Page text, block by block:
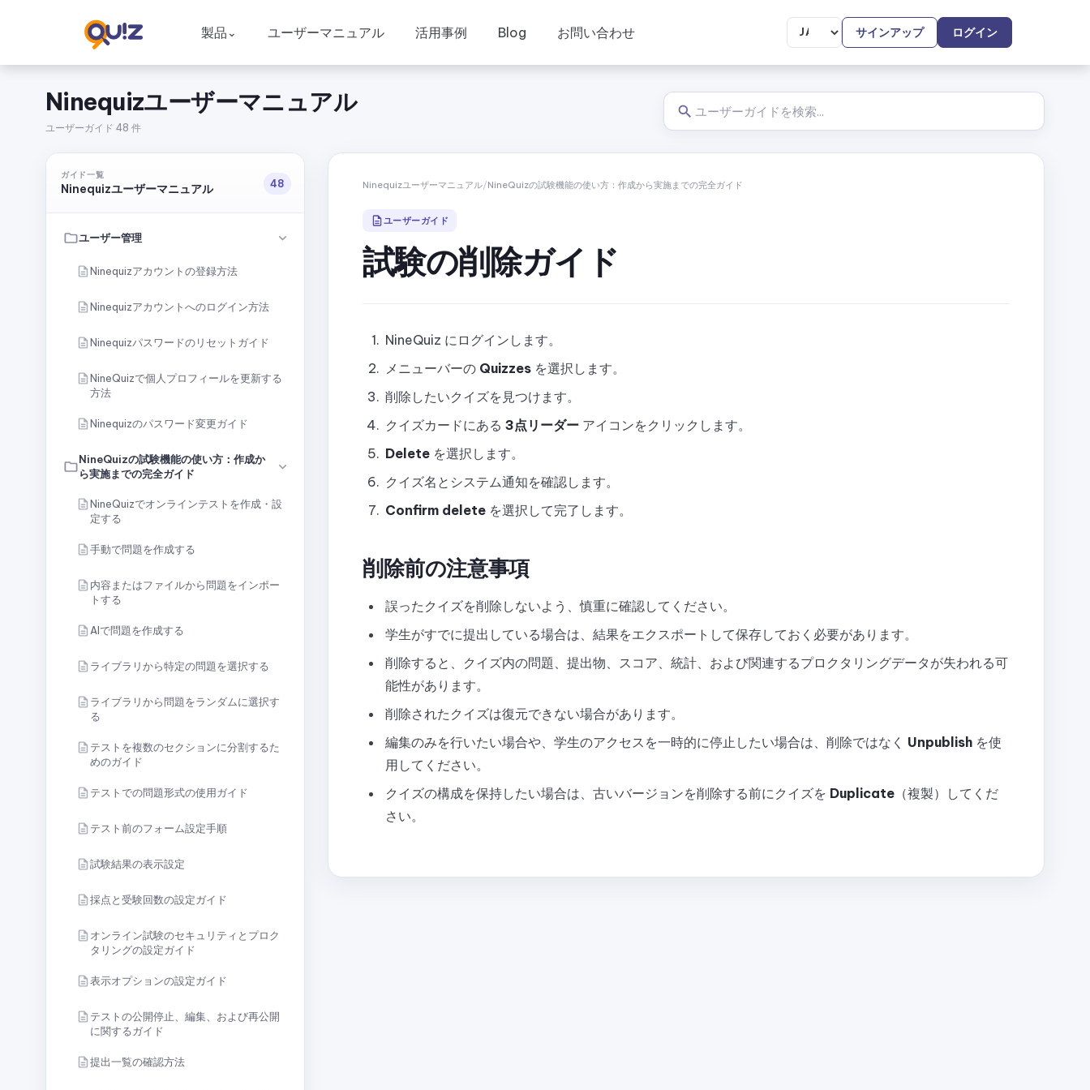
製品 ⌄ ユーザーマニュアル 活用事例 Blog お問い合わせ サインアップ ログイン
Ninequizユーザーマニュアル
ユーザーガイド 48 件
ガイド一覧
Ninequizユーザーマニュアル 48
ユーザー管理
Ninequizアカウントの登録方法
Ninequizアカウントへのログイン方法
Ninequizパスワードのリセットガイド
NineQuizで個人プロフィールを更新する
方法
Ninequizのパスワード変更ガイド
NineQuizの試験機能の使い方：作成か
ら実施までの完全ガイド
NineQuizでオンラインテストを作成・設
定する
手動で問題を作成する
内容またはファイルから問題をインポー
トする
AIで問題を作成する
ライブラリから特定の問題を選択する
ライブラリから問題をランダムに選択す
る
テストを複数のセクションに分割するた
めのガイド
テストでの問題形式の使用ガイド
テスト前のフォーム設定手順
試験結果の表示設定
採点と受験回数の設定ガイド
オンライン試験のセキュリティとプロク
タリングの設定ガイド
表示オプションの設定ガイド
テストの公開停止、編集、および再公開
に関するガイド
提出一覧の確認方法
Ninequizユーザーマニュアル/NineQuizの試験機能の使い方：作成から実施までの完全ガイド
ユーザーガイド
試験の削除ガイド
NineQuiz にログインします。
メニューバーの Quizzes を選択します。
削除したいクイズを見つけます。
クイズカードにある 3点リーダー アイコンをクリックします。
Delete を選択します。
クイズ名とシステム通知を確認します。
Confirm delete を選択して完了します。
削除前の注意事項
誤ったクイズを削除しないよう、慎重に確認してください。
学生がすでに提出している場合は、結果をエクスポートして保存しておく必要があります。
削除すると、クイズ内の問題、提出物、スコア、統計、および関連するプロクタリングデータが失われる可
能性があります。
削除されたクイズは復元できない場合があります。
編集のみを行いたい場合や、学生のアクセスを一時的に停止したい場合は、削除ではなく Unpublish を使
用してください。
クイズの構成を保持したい場合は、古いバージョンを削除する前にクイズを Duplicate （複製）してくだ
さい。